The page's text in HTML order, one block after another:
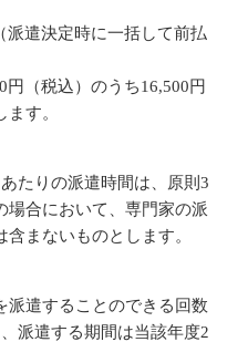
派遣決定時に一括して前払
（税込）のうち16,500円
す。
たりの派遣時間は、原則3
場合において、専門家の派
まないものとします。
派遣することのできる回数
派遣する期間は当該年度2